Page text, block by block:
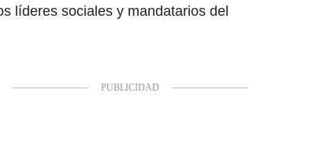
líderes sociales y mandatarios del